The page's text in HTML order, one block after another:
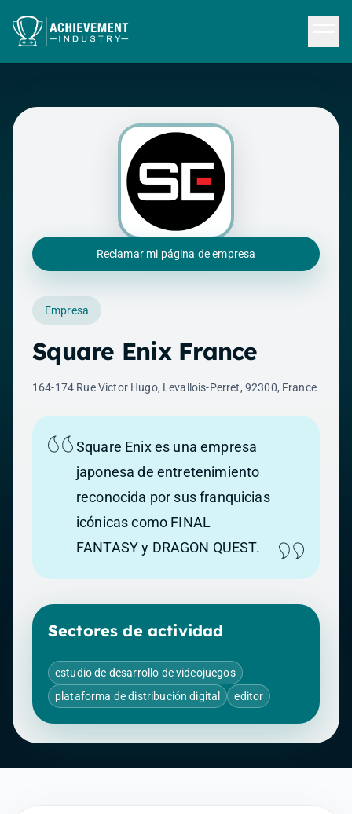
Reclamar mi página de empresa
Empresa
Square Enix France
164-174 Rue Victor Hugo, Levallois-Perret, 92300, France
Square Enix es una empresa
japonesa de entretenimiento
reconocida por sus franquicias
icónicas como FINAL
FANTASY y DRAGON QUEST.
Sectores de actividad
estudio de desarrollo de videojuegos
plataforma de distribución digital
editor